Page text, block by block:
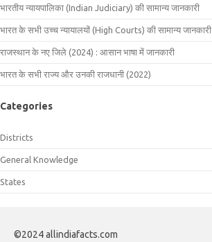
भारतीय न्यायपालिका (Indian Judiciary) की सामान्य जानकारी
भारत के सभी उच्च न्यायालयों (High Courts) की सामान्य जानकारी
राजस्थान के नए जिले (2024) : आसान भाषा में जानकारी
भारत के सभी राज्य और उनकी राजधानी (2022)
Categories
Districts
General Knowledge
States
©2024 allindiafacts.com